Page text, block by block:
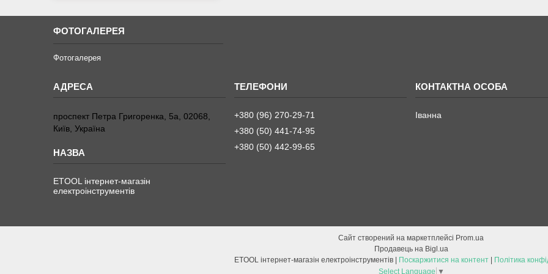
ФОТОГАЛЕРЕЯ
Фотогалерея
проспект Петра Григоренка, 5а, 02068,
Київ, Україна
ETOOL інтернет-магазін
електроінструментів
+380 (96) 270-29-71
+380 (50) 441-74-95
+380 (50) 442-99-65
Іванна
Сайт створений на маркетплейсі Prom.ua
Продавець на Bigl.ua
Поскаржитися на контент
Політика
Select Language ▼